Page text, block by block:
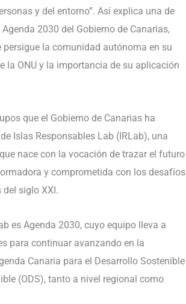
y del entorno”. Así explica una de
2030 del Gobierno de Canarias,
la comunidad autónoma en su
la ONU y la importancia de su aplicación
que el Gobierno de Canarias ha
Islas Responsables Lab (IRLab), una
nace con la vocación de trazar el futuro
y comprometida con los desafíos
siglo XXI.
es Agenda 2030, cuyo equipo lleva a
para continuar avanzando en la
Canaria para el Desarrollo Sostenible
(ODS), tanto a nivel regional como